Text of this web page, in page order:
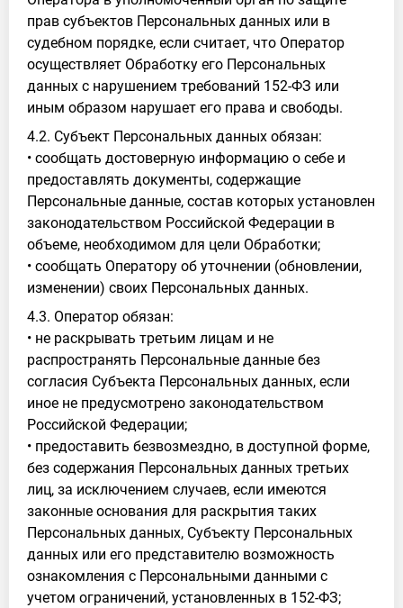
прав субъектов Персональных данных или в
судебном порядке, если считает, что Оператор
осуществляет Обработку его Персональных
данных с нарушением требований 152-ФЗ или
иным образом нарушает его права и свободы.
4.2. Субъект Персональных данных обязан:
• сообщать достоверную информацию о себе и
предоставлять документы, содержащие
Персональные данные, состав которых установлен
законодательством Российской Федерации в
объеме, необходимом для цели Обработки;
• сообщать Оператору об уточнении (обновлении,
изменении) своих Персональных данных.
4.3. Оператор обязан:
• не раскрывать третьим лицам и не
распространять Персональные данные без
согласия Субъекта Персональных данных, если
иное не предусмотрено законодательством
Российской Федерации;
• предоставить безвозмездно, в доступной форме,
без содержания Персональных данных третьих
лиц, за исключением случаев, если имеются
законные основания для раскрытия таких
Персональных данных, Субъекту Персональных
данных или его представителю возможность
ознакомления с Персональными данными с
учетом ограничений, установленных в 152-ФЗ;